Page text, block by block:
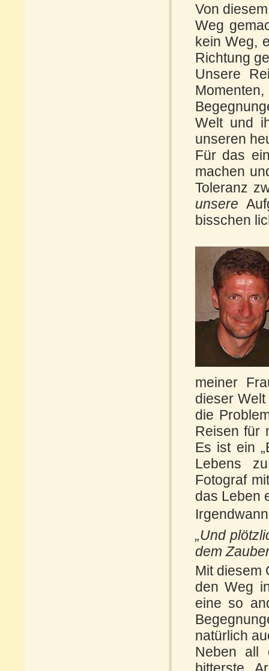
Von
Weg
kein Weg,
Richtung
Unsere
Welt und
unseren
Für das
machen
Toleranz
unsere
bisschen
meiner
dieser
die
Reisen für
Es ist ein
Lebens
Fotograf
das Leben
„Und
dem
Mit diesem
den Weg
eine so
natürlich
Neben all